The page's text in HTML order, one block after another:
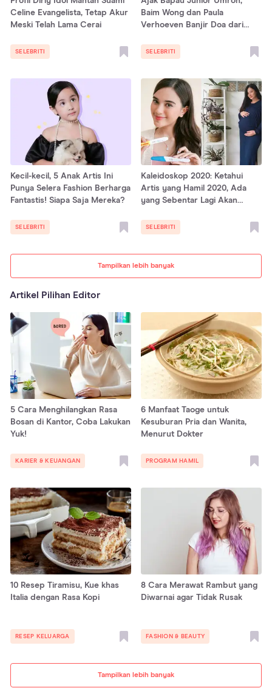
Tampilkan lebih banyak
Celine Evangelista, Tetap Akur
Meski Telah Lama Cerai
SELEBRITI
Baim Wong dan Paula
Verhoeven Banjir Doa dari
SELEBRITI
Kecil-kecil, 5 Anak Artis Ini
Punya Selera Fashion Berharga
Fantastis! Siapa Saja Mereka?
SELEBRITI
Kaleidoskop 2020: Ketahui
Artis yang Hamil 2020, Ada
yang Sebentar Lagi Akan
SELEBRITI
Artikel Pilihan Editor
Tampilkan lebih banyak
5 Cara Menghilangkan Rasa
Bosan di Kantor, Coba Lakukan
Yuk!
KARIER & KEUANGAN
6 Manfaat Taoge untuk
Kesuburan Pria dan Wanita,
Menurut Dokter
PROGRAM HAMIL
10 Resep Tiramisu, Kue khas
Italia dengan Rasa Kopi
RESEP KELUARGA
8 Cara Merawat Rambut yang
Diwarnai agar Tidak Rusak
FASHION & BEAUTY